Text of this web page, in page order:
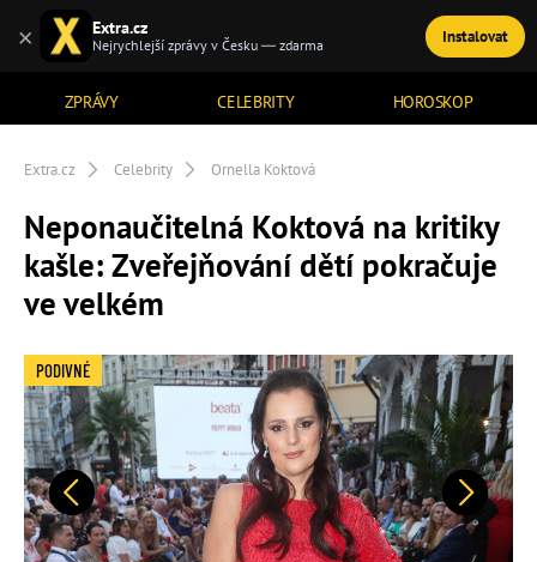
ZPRÁVY CELEBRITY HOROSKOP
TÉMATA
Extra.cz Celebrity Ornella Koktová
Neponaučitelná Koktová na kritiky
kašle: Zveřejňování dětí pokračuje
ve velkém
Předchozí Další
PODIVNÉ
× Extra.cz
Nejrychlejší zprávy v Česku — zdarma Instalovat